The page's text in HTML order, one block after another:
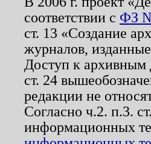
соответствии с ФЗ №
ст. 13 «Создание
журналов,
Доступ к архивным
ст. 24
редакции не
Согласно ч.2. п.3.
информационных